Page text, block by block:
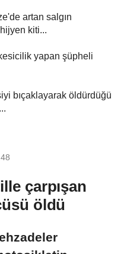
artan salgın
kiti...
yapan şüpheli
bıçaklayarak öldürdüğü
çarpışan
öldü